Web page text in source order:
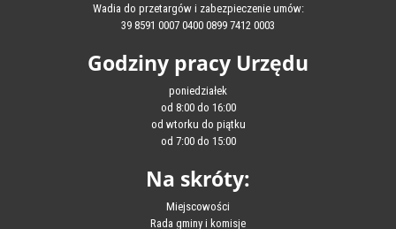
Wadia do przetargów i zabezpieczenie umów:
39 8591 0007 0400 0899 7412 0003
Godziny pracy Urzędu
poniedziałek
od 8:00 do 16:00
od wtorku do piątku
od 7:00 do 15:00
Na skróty:
Miejscowości
Rada gminy i komisje